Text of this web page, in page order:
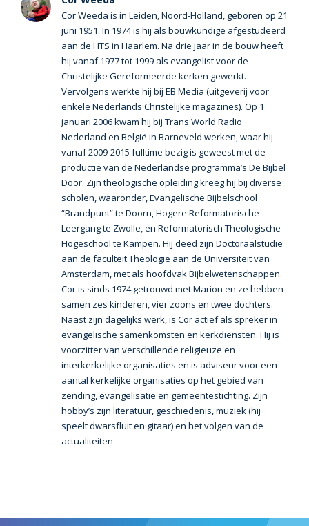
Cor Weeda is in Leiden, Noord-Holland, geboren op 21
juni 1951. In 1974 is hij als bouwkundige afgestudeerd
aan de HTS in Haarlem. Na drie jaar in de bouw heeft
hij vanaf 1977 tot 1999 als evangelist voor de
Christelijke Gereformeerde kerken gewerkt.
Vervolgens werkte hij bij EB Media (uitgeverij voor
enkele Nederlands Christelijke magazines). Op 1
januari 2006 kwam hij bij Trans World Radio
Nederland en België in Barneveld werken, waar hij
vanaf 2009-2015 fulltime bezig is geweest met de
productie van de Nederlandse programma’s De Bijbel
Door. Zijn theologische opleiding kreeg hij bij diverse
scholen, waaronder, Evangelische Bijbelschool
“Brandpunt” te Doorn, Hogere Reformatorische
Leergang te Zwolle, en Reformatorisch Theologische
Hogeschool te Kampen. Hij deed zijn Doctoraalstudie
aan de faculteit Theologie aan de Universiteit van
Amsterdam, met als hoofdvak Bijbelwetenschappen.
Cor is sinds 1974 getrouwd met Marion en ze hebben
samen zes kinderen, vier zoons en twee dochters.
Naast zijn dagelijks werk, is Cor actief als spreker in
evangelische samenkomsten en kerkdiensten. Hij is
voorzitter van verschillende religieuze en
interkerkelijke organisaties en is adviseur voor een
aantal kerkelijke organisaties op het gebied van
zending, evangelisatie en gemeentestichting. Zijn
hobby’s zijn literatuur, geschiedenis, muziek (hij
speelt dwarsfluit en gitaar) en het volgen van de
actualiteiten.